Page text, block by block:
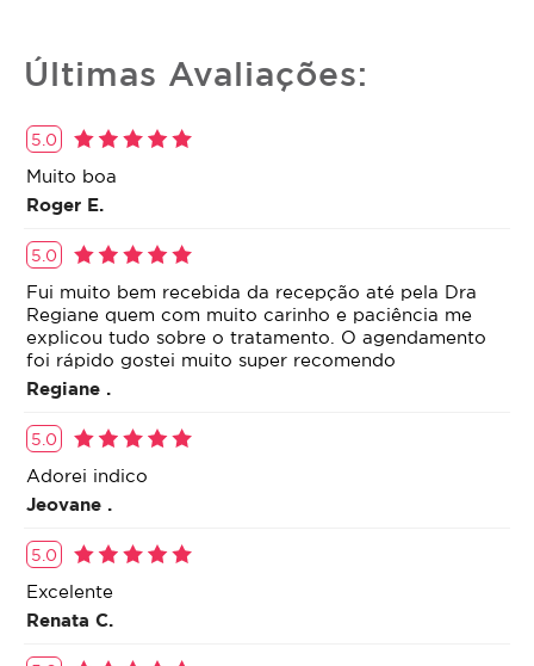
Últimas Avaliações:
5.0
Muito boa
Roger E.
5.0
Fui muito bem recebida da recepção até pela Dra
Regiane quem com muito carinho e paciência me
explicou tudo sobre o tratamento. O agendamento
foi rápido gostei muito super recomendo
Regiane .
5.0
Adorei indico
Jeovane .
5.0
Excelente
Renata C.